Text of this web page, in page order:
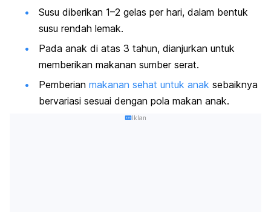
Susu diberikan 1–2 gelas per hari, dalam bentuk
susu rendah lemak.
Pada anak di atas 3 tahun, dianjurkan untuk
memberikan makanan sumber serat.
Pemberian makanan sehat untuk anak sebaiknya
bervariasi sesuai dengan pola makan anak.
Iklan